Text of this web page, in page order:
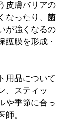
皮膚バリアの
なったり、菌
が強くなるの
護膜を形成・
用品について
、スティッ
や季節に合っ
。